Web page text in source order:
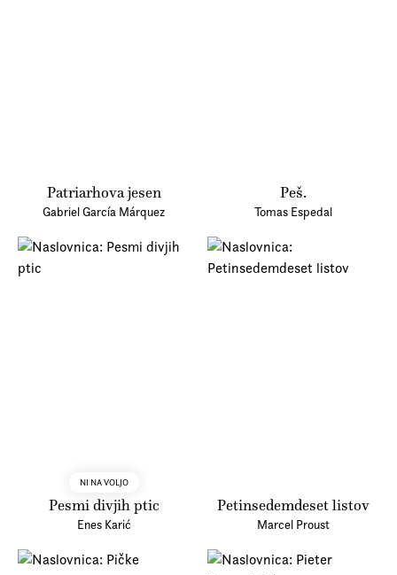
Patriarhova jesen
Gabriel García Márquez
Peš.
Tomas Espedal
NI NA VOLJO
Pesmi divjih ptic
Enes Karić
Petinsedemdeset listov
Marcel Proust